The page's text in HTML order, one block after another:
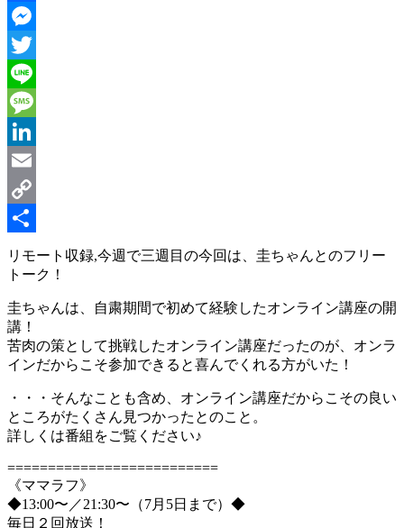
Facebook
Messenger
Twitter
Line
Message
LinkedIn
Email
Copy
Link
共
有
リモート収録,今週で三週目の今回は、圭ちゃんとのフリー
トーク！
圭ちゃんは、自粛期間で初めて経験したオンライン講座の開
講！
苦肉の策として挑戦したオンライン講座だったのが、オンラ
インだからこそ参加できると喜んでくれる方がいた！
・・・そんなことも含め、オンライン講座だからこその良い
ところがたくさん見つかったとのこと。
詳しくは番組をご覧ください♪
==========================
《ママラフ》
◆13:00〜／21:30〜（7月5日まで）◆
毎日２回放送！